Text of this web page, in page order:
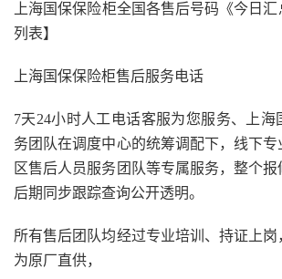
上海国保保险柜全国各售后号码《今日
列表】
上海国保保险柜售后服务电话
7天24小时人工电话客服为您服务、上海
务团队在调度中心的统筹调配下，线下
区售后人员服务团队等专属服务，整个报
后期同步跟踪查询公开透明。
所有售后团队均经过专业培训、持证上
为原厂直供，